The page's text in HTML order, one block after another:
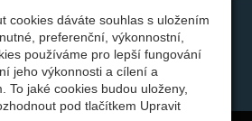
317 723 131
skola(zavináč)isstbn.cz
Datová schránka: rzpw2gi
ISSBN(zavináč)kr-s.cz
Twitter
cookies dáváte souhlas s uložením
preferenční, výkonnostní,
používáme pro lepší fungování
jeho výkonnosti a cílení a
To jaké cookies budou uloženy,
pod tlačítkem Upravit